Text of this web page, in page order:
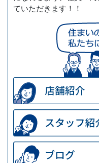
ていただきます！！